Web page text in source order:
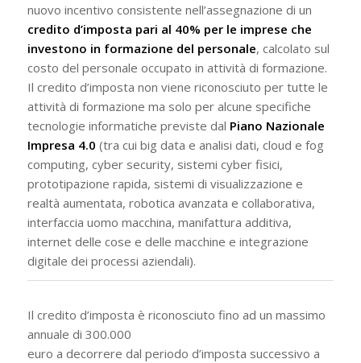
nuovo incentivo consistente nell’assegnazione di un
credito d’imposta pari al 40% per le imprese che
investono in formazione del personale, calcolato sul
costo del personale occupato in attività di formazione.
Il credito d’imposta non viene riconosciuto per tutte le
attività di formazione ma solo per alcune specifiche
tecnologie informatiche previste dal Piano Nazionale
Impresa 4.0 (tra cui big data e analisi dati, cloud e fog
computing, cyber security, sistemi cyber fisici,
prototipazione rapida, sistemi di visualizzazione e
realtà aumentata, robotica avanzata e collaborativa,
interfaccia uomo macchina, manifattura additiva,
internet delle cose e delle macchine e integrazione
digitale dei processi aziendali).
Il credito d’imposta è riconosciuto fino ad un massimo
annuale di 300.000
euro a decorrere dal periodo d’imposta successivo a